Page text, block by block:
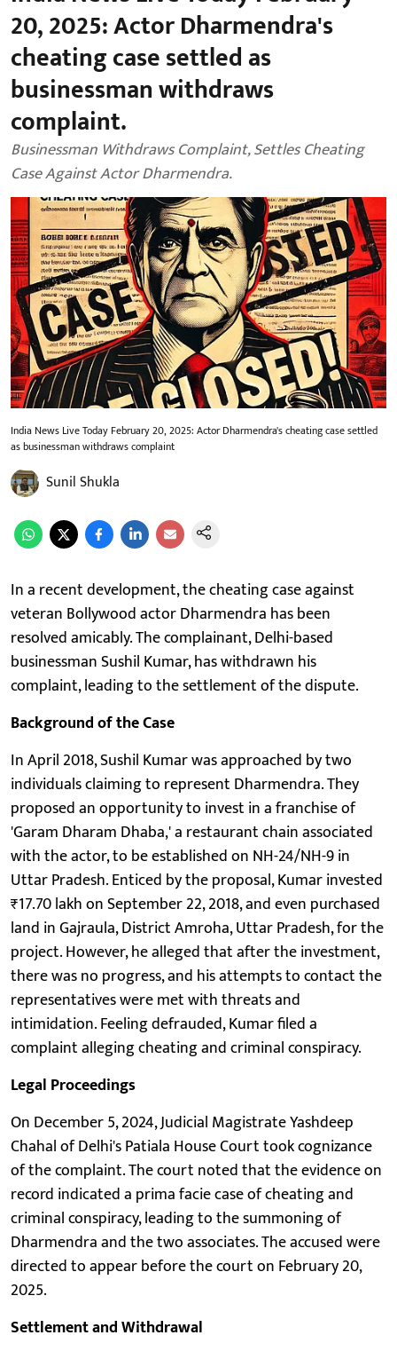
20, 2025: Actor Dharmendra's
cheating case settled as
businessman withdraws
complaint.
Businessman Withdraws Complaint, Settles Cheating
Case Against Actor Dharmendra.
India News Live Today February 20, 2025: Actor Dharmendra's cheating case settled
as businessman withdraws complaint
Sunil Shukla
In a recent development, the cheating case against
veteran Bollywood actor Dharmendra has been
resolved amicably. The complainant, Delhi-based
businessman Sushil Kumar, has withdrawn his
complaint, leading to the settlement of the dispute.
Background of the Case
In April 2018, Sushil Kumar was approached by two
individuals claiming to represent Dharmendra. They
proposed an opportunity to invest in a franchise of
'Garam Dharam Dhaba,' a restaurant chain associated
with the actor, to be established on NH-24/NH-9 in
Uttar Pradesh. Enticed by the proposal, Kumar invested
₹17.70 lakh on September 22, 2018, and even purchased
land in Gajraula, District Amroha, Uttar Pradesh, for the
project. However, he alleged that after the investment,
there was no progress, and his attempts to contact the
representatives were met with threats and
intimidation. Feeling defrauded, Kumar filed a
complaint alleging cheating and criminal conspiracy.
Legal Proceedings
On December 5, 2024, Judicial Magistrate Yashdeep
Chahal of Delhi's Patiala House Court took cognizance
of the complaint. The court noted that the evidence on
record indicated a prima facie case of cheating and
criminal conspiracy, leading to the summoning of
Dharmendra and the two associates. The accused were
directed to appear before the court on February 20,
2025.
Settlement and Withdrawal